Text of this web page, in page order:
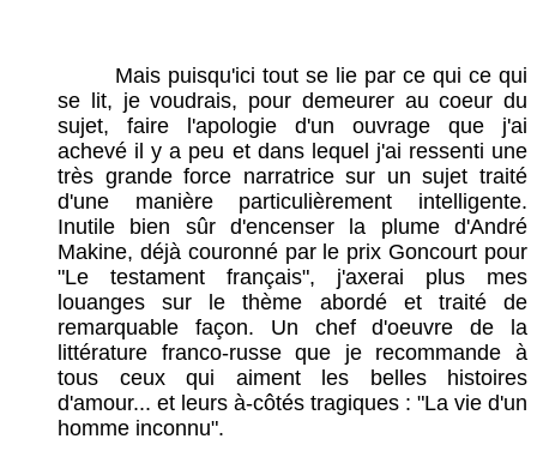
Mais puisqu'ici tout se lie par ce qui ce qui
se lit, je voudrais, pour demeurer au coeur du
sujet, faire l'apologie d'un ouvrage que j'ai
achevé il y a peu et dans lequel j'ai ressenti une
très grande force narratrice sur un sujet traité
d'une manière particulièrement intelligente.
Inutile bien sûr d'encenser la plume d'André
Makine, déjà couronné par le prix Goncourt pour
"Le testament français", j'axerai plus mes
louanges sur le thème abordé et traité de
remarquable façon. Un chef d'oeuvre de la
littérature franco-russe que je recommande à
tous ceux qui aiment les belles histoires
d'amour... et leurs à-côtés tragiques : "La vie d'un
homme inconnu".